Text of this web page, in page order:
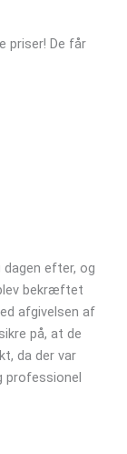
priser! De får
efter, og
bekræftet
afgivelsen af
på, at de
da der var
professionel